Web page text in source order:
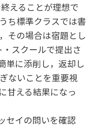
えることが理想で
ち標準クラスでは書
その場合は宿題とし
スクールで提出さ
単に添削し，返却し
ないことを重要視
甘える結果になっ
セイの問いを確認